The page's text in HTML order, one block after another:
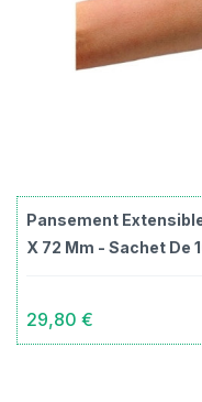
Pansement
X 72 Mm - Sachet De
29,80 €